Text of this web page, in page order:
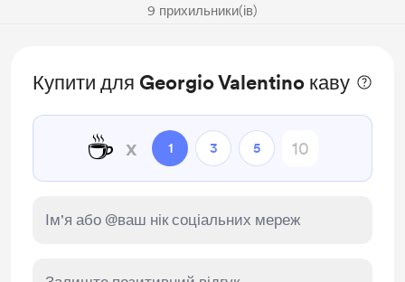
9 прихильники(ів)
Купити для Georgio Valentino каву
☕ x 1 3 5